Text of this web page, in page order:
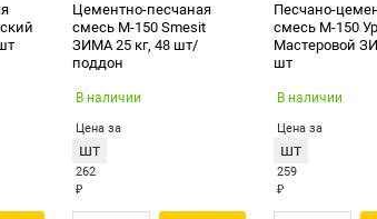
Цементно-песчаная
смесь М-150 Smesit
ЗИМА 25 кг, 48 шт/
поддон
В наличии
Цена за
шт
262
₽
Песчано-
смесь М-150
Мастеровой
шт
В наличии
Цена за
шт
259
₽